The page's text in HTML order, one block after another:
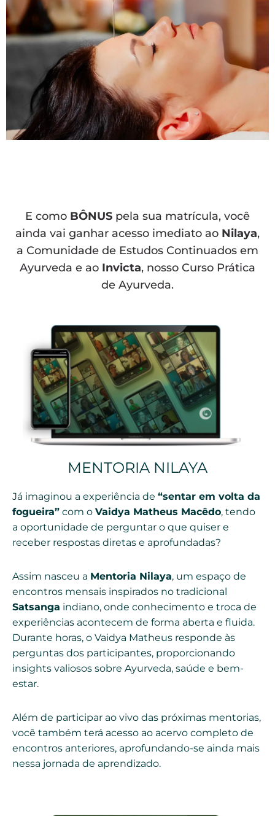
E como BÔNUS pela sua matrícula, você
ainda vai ganhar acesso imediato ao Nilaya,
a Comunidade de Estudos Continuados em
Ayurveda e ao Invicta, nosso Curso Prática
de Ayurveda.
MENTORIA NILAYA
Já imaginou a experiência de “sentar em volta da
fogueira” com o Vaidya Matheus Macêdo, tendo
a oportunidade de perguntar o que quiser e
receber respostas diretas e aprofundadas?
Assim nasceu a Mentoria Nilaya, um espaço de
encontros mensais inspirados no tradicional
Satsanga indiano, onde conhecimento e troca de
experiências acontecem de forma aberta e fluida.
Durante horas, o Vaidya Matheus responde às
perguntas dos participantes, proporcionando
insights valiosos sobre Ayurveda, saúde e bem-
estar.
Além de participar ao vivo das próximas mentorias,
você também terá acesso ao acervo completo de
encontros anteriores, aprofundando-se ainda mais
nessa jornada de aprendizado.